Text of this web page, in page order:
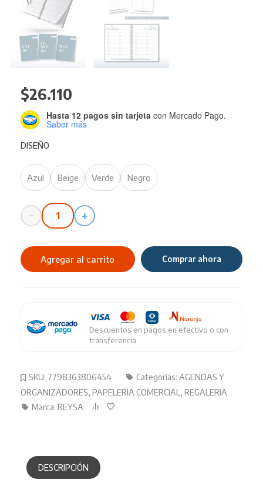
$26.110
Hasta 12 pagos sin tarjeta con Mercado Pago.
Saber más
DISEÑO
Azul Beige Verde Negro
−
Agenda
2026
15X21
+
Agregar al carrito Comprar ahora
SKU: 7798363806454 Categorías: AGENDAS Y
ORGANIZADORES, PAPELERIA COMERCIAL , REGALERIA
Marca: REYSA
Descuentos en pagos en efectivo o con
transferencia
DESCRIPCIÓN